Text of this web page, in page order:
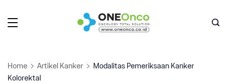
to
Home Artikel Kanker
Modalitas Pemeriksaan Kanker
Kolorektal